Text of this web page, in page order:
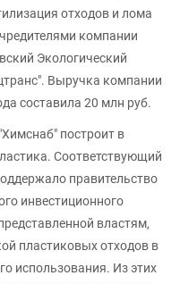
отходов и лома
компании
Экологический
Выручка компании
составила 20 млн руб.
построит в
Соответствующий
правительство
инвестиционного
властям,
пластиковых отходов в
использования. Из этих